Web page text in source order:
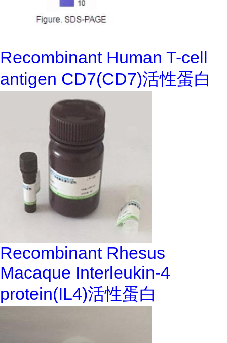
Recombinant Human T-cell
antigen CD7(CD7)活性蛋白
Recombinant Rhesus
Macaque Interleukin-4
protein(IL4)活性蛋白